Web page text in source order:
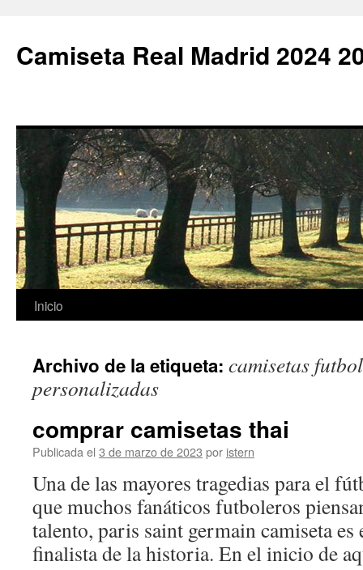
Camiseta Real Madrid 2024
Saltar
contenido
Inicio
Archivo de la etiqueta: camisetas
personalizadas
comprar camisetas thai
Publicada el 3 de marzo de 2023 por istern
Una de las mayores tragedias para el
que muchos fanáticos futboleros
talento, paris saint germain camiseta
finalista de la historia. En el inicio de